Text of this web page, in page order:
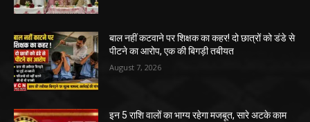
बाल नहीं कटवाने पर शिक्षक का कहर! दो छात्रों को डंडे से
पीटने का आरोप, एक की बिगड़ी तबीयत
August 7, 2026
इन 5 राशि वालों का भाग्य रहेगा मजबूत, सारे अटके काम